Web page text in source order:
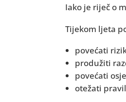
Iako je riječ o
Tijekom ljeta
povećati
produžiti
povećati
otežati